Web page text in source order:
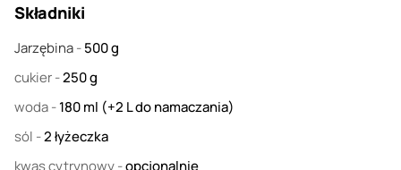
Składniki
Jarzębina-500g
cukier-250g
woda-180ml (+2 L do namaczania)
sól -2łyżeczka